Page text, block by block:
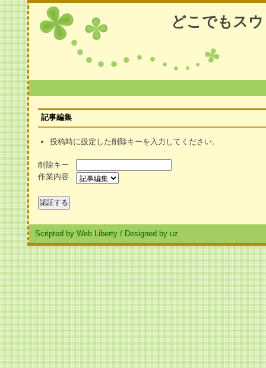
どこでもス
記事編集
投稿時に設定した削除キーを入力してください。
削除キー
作業内容
Scripted by Web Liberty / Designed by uz